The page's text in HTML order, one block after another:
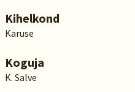
Kihelkond
Karuse
Koguja
K. Salve